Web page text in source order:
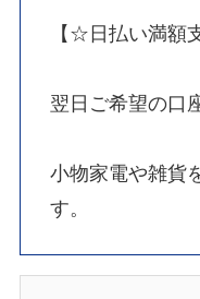
【☆日払い満額
翌日ご希望の口
小物家電や雑貨
す。